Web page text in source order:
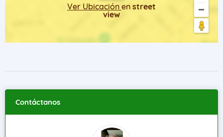
Ver Ubicación en street
view
Contáctanos